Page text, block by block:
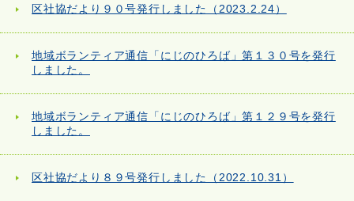
区社協だより９０号発行しました（2023.2.24）
地域ボランティア通信「にじのひろば」第１３０号を発行
しました。
地域ボランティア通信「にじのひろば」第１２９号を発行
しました。
区社協だより８９号発行しました（2022.10.31）